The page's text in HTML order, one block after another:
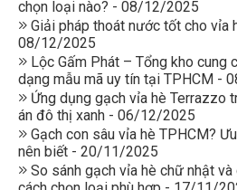
chọn loại nào? - 08/12/2025
Giải pháp thoát nước tốt cho vỉa
08/12/2025
Lộc Gấm Phát – Tổng kho cung
dạng mẫu mã uy tín tại TPHCM -
Ứng dụng gạch vỉa hè Terrazzo
án đô thị xanh - 06/12/2025
Gạch con sâu vỉa hè TPHCM?
nên biết - 20/11/2025
So sánh gạch vỉa hè chữ nhật